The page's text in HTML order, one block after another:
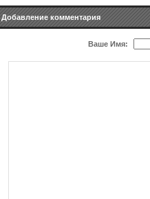
Добавление комментария
Ваше Имя: